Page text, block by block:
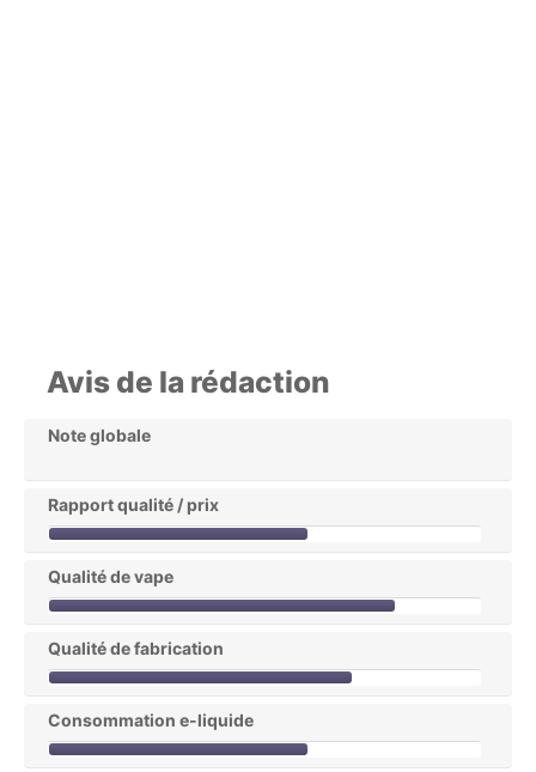
Avis de la rédaction
Note globale
Rapport qualité / prix
Qualité de vape
Qualité de fabrication
Consommation e-liquide